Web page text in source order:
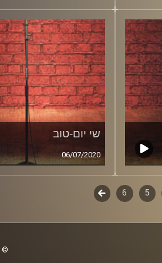
שי יום-טוב
06/07/2020
5
6
לשלב
©